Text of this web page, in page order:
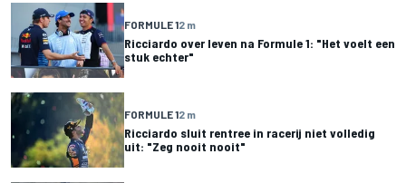
FORMULE 12 m
Ricciardo over leven na Formule 1: "Het voelt een
stuk echter"
FORMULE 12 m
Ricciardo sluit rentree in racerij niet volledig
uit: "Zeg nooit nooit"